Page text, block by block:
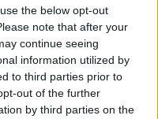
the below opt-out
note that after your
continue seeing
information utilized by
to third parties prior to
out of the further
by third parties on the